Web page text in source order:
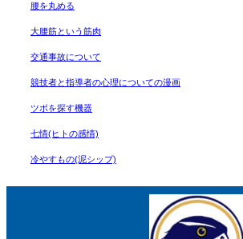
腰を丸める
大腰筋という筋肉
交通事故について
競技者と指導者の心理についての漫画
ツボを探す機器
七情(ヒトの感情)
冷やすもの(泥シップ)